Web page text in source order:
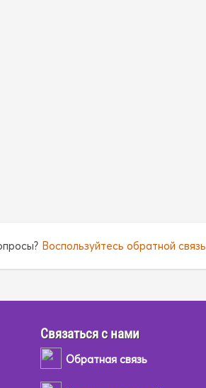
Воспользуйтесь обратной
Связаться с нами
Обратная связь